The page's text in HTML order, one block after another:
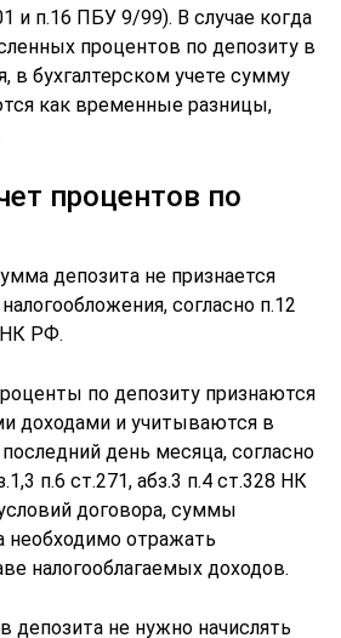
и п.16 ПБУ 9/99). В случае когда
процентов по депозиту в
в бухгалтерском учете сумму
как временные разницы,
процентов по
депозита не признается
согласно п.12
НК РФ.
по депозиту признаются
доходами и учитываются в
день месяца, согласно
п.6 ст.271, абз.3 п.4 ст.328 НК
договора, суммы
необходимо отражать
налогооблагаемых доходов.
не нужно начислять